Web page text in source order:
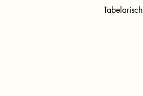
Tabelarisch